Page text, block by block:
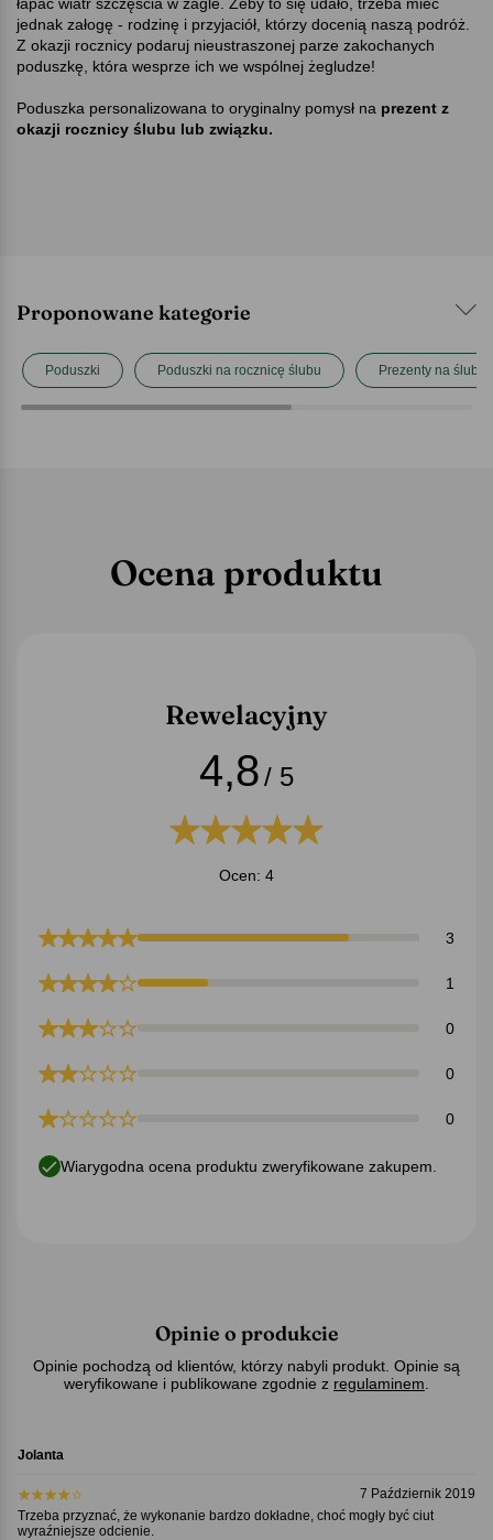
jednak załogę - rodzinę i przyjaciół, którzy docenią naszą podróż.
Z okazji rocznicy podaruj nieustraszonej parze zakochanych
poduszkę, która wesprze ich we wspólnej żegludze!
Poduszka personalizowana to oryginalny pomysł na prezent z
okazji rocznicy ślubu lub związku.
Proponowane kategorie
Poduszki Poduszki na rocznicę ślubu Prezenty na ślub
Ocena produktu
Rewelacyjny
4,8/ 5
Ocen: 4
3
1
0
0
0
Wiarygodna ocena produktu zweryfikowane zakupem.
Opinie o produkcie
Opinie pochodzą od klientów, którzy nabyli produkt. Opinie są
weryfikowane i publikowane zgodnie z regulaminem
Jolanta
7 Październik 2019
Trzeba przyznać, że wykonanie bardzo dokładne, choć mogły być ciut
wyraźniejsze odcienie.